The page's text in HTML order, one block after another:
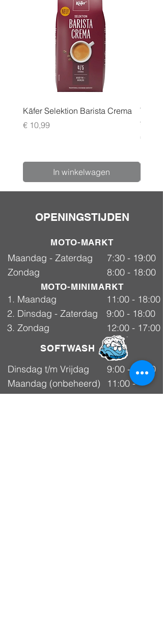
Käfer Selektion Barista Crema
Prijs
€ 10,99
In winkelwagen
96
Prijs
€ 24,99
OPENINGSTIJDEN
MOTO-MARKT
Maandag - Zaterdag
7:30 - 19:00
Zondag
8:00 - 18:00
MOTO-MINIMARKT
1. Maandag
11:00 - 18:00
2. Dinsdag - Zaterdag
9:00 - 18:00
3. Zondag
12:00 - 17:00
SOFTWASH
Dinsdag t/m Vrijdag
9:00 - 18:00
Maandag (onbeheerd)
Selfwash
11:00 -
18:00
Zaterdag
9:00 - 18:00